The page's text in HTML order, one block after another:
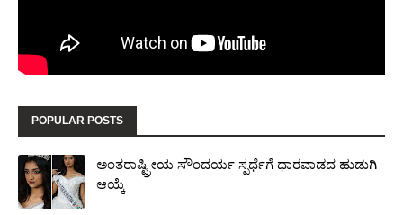
POPULAR POSTS
ಅಂತರಾಷ್ಟ್ರೀಯ ಸೌಂದರ್ಯ ಸ್ಪರ್ಧೆಗೆ ಧಾರವಾಡದ ಹುಡುಗಿ
ಆಯ್ಕೆ